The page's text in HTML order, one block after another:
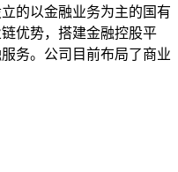
的以金融业务为主的国有
优势，搭建金融控股平
务。公司目前布局了商业